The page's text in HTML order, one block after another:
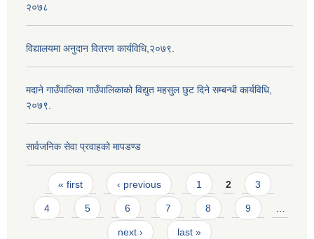
२०७८
विद्यालयमा अनुदान वितरण कार्यविधि,२०७९.
मदाने गाउँपालिका गाउँपालिकाको विद्युत महसुल छुट दिने सम्बन्धी कार्यविधि,
२०७९.
सार्वजनिक सेवा प्रवाहको मापडण्ड
Pages
« first ‹ previous 1 2 3
4 5 6 7 8 9 …
next › last »